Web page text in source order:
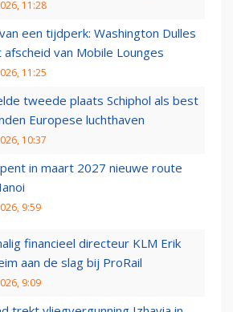
11:28
een tijdperk: Washington Dulles
van Mobile Lounges
11:25
tweede plaats Schiphol als best
Europese luchthaven
10:37
in maart 2027 nieuwe route
9:59
financieel directeur KLM Erik
aan de slag bij ProRail
9:09